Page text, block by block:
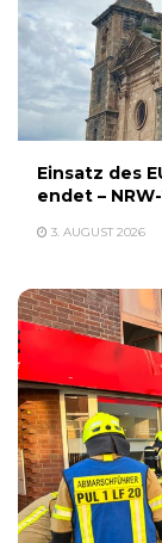
Einsatz des
endet –
3. AUGUST 2026